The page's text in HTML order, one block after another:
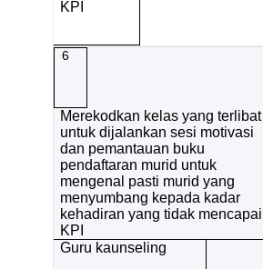
KPI
6
Merekodkan kelas yang terlibat
untuk dijalankan sesi motivasi
dan pemantauan buku
pendaftaran murid untuk
mengenal pasti murid yang
menyumbang kepada kadar
kehadiran yang tidak mencapai
KPI
Guru kaunseling